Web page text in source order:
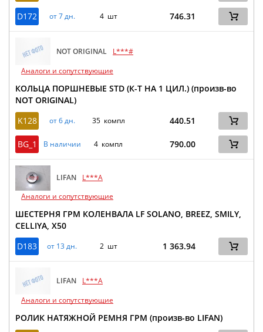
D172 от 7 дн. 4 шт 746.31
NOT ORIGINAL
L***#
Аналоги и сопутствующие
КОЛЬЦА ПОРШНЕВЫЕ STD (К-Т НА 1 ЦИЛ.) (произв-во
NOT ORIGINAL)
K128
от 6 дн. 35 компл 440.51
BG_1 В наличии 4 компл 790.00
LIFAN
L***A
Аналоги и сопутствующие
ШЕСТЕРНЯ ГРМ КОЛЕНВАЛА LF SOLANO, BREEZ, SMILY,
CELLIYA, X50
D183
от 13 дн. 2 шт 1 363.94
LIFAN
L***A
Аналоги и сопутствующие
РОЛИК НАТЯЖНОЙ РЕМНЯ ГРМ (произв-во LIFAN)